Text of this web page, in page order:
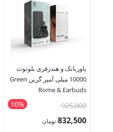
پاوربانک و هندزفری بلوتوث
10000 میلی آمپر گرین Green
Rome & Earbuds
10000mAh PowerBank &
TWS
10% 925,000قیمت
اصلی:832,500 تومان